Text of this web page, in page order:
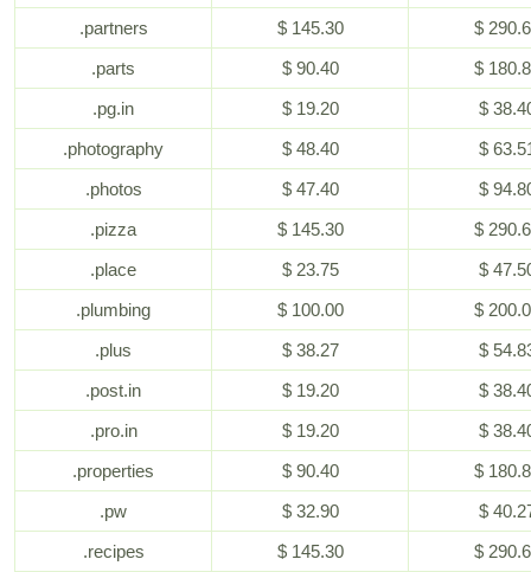
.partners
$ 145.30
$
.parts
$ 90.40
$
.pg.in
$ 19.20
$
.photography
$ 48.40
$
.photos
$ 47.40
$
.pizza
$ 145.30
$
.place
$ 23.75
$
.plumbing
$ 100.00
$
.plus
$ 38.27
$
.post.in
$ 19.20
$
.pro.in
$ 19.20
$
.properties
$ 90.40
$
.pw
$ 32.90
$
.recipes
$ 145.30
$